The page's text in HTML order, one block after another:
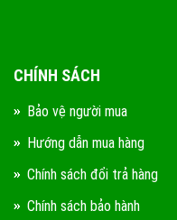
CHÍNH SÁCH
Bảo vệ người mua
Hướng dẫn mua hàng
Chính sách đổi trả hàng
Chính sách bảo hành